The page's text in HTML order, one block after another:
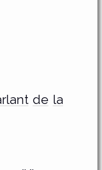
de la